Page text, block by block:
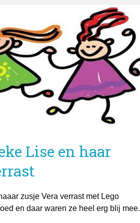
Lise en haar
zusje Vera verrast met Lego
en daar waren ze heel erg blij mee.